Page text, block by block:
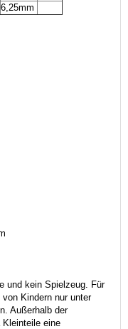
6,25mm
und kein Spielzeug. Für
Kindern nur unter
Außerhalb der
Kleinteile eine